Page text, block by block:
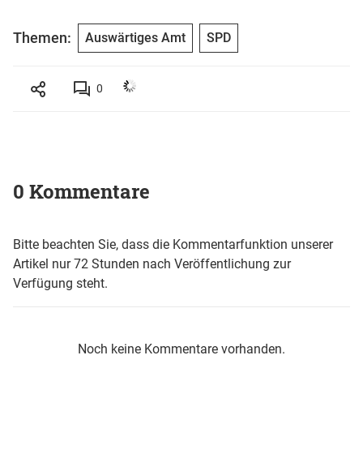
Themen: Auswärtiges Amt SPD
0
0 Kommentare
Bitte beachten Sie, dass die Kommentarfunktion unserer
Artikel nur 72 Stunden nach Veröffentlichung zur
Verfügung steht.
Noch keine Kommentare vorhanden.